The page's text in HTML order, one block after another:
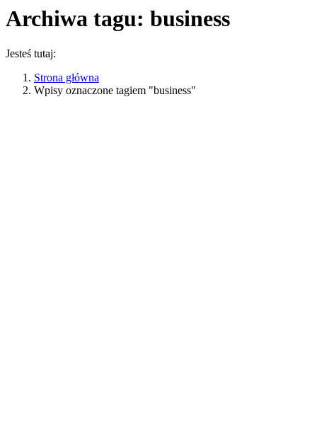
Archiwa tagu: business
Jesteś tutaj:
Strona główna
Wpisy oznaczone tagiem "business"